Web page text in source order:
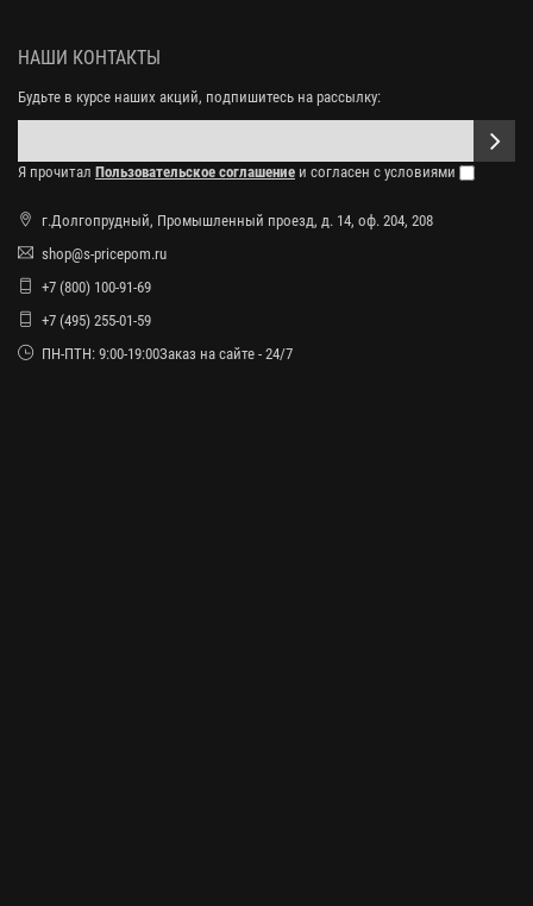
НАШИ КОНТАКТЫ
Будьте в курсе наших акций, подпишитесь на рассылку:
Я прочитал Пользовательское соглашение и согласен с условиями
г.Долгопрудный, Промышленный проезд, д. 14, оф. 204, 208
shop@s-pricepom.ru
+7 (800) 100-91-69
+7 (495) 255-01-59
ПН-ПТН: 9:00-19:00Заказ на сайте - 24/7